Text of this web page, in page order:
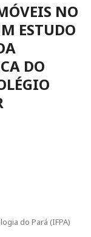
NO
ESTUDO
DO
do Pará (IFPA)